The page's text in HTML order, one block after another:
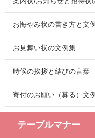
お悔やみ状の書き方と文
お見舞い状の文例集
時候の挨拶と結びの言葉
寄付のお願い（募る）文例
テーブルマナー